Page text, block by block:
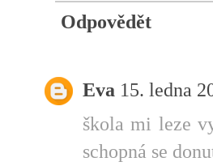
Odpovědět
Eva 15. ledna
škola mi leze
schopná se